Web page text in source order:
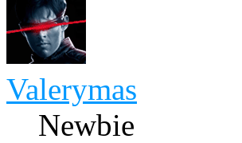
Valerymas
Newbie